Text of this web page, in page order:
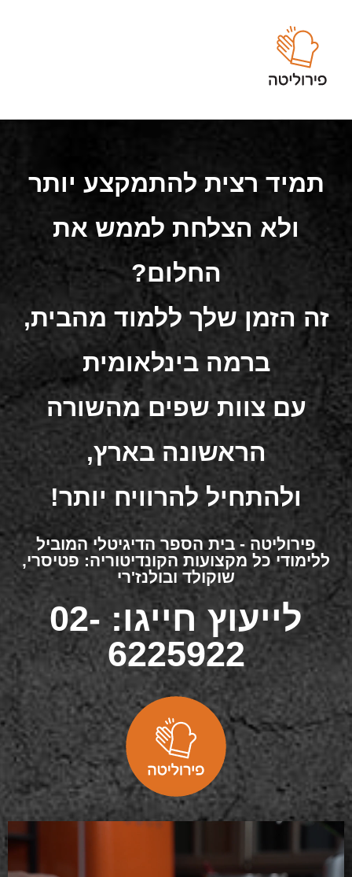
תמיד רצית להתמקצע יותר
ולא הצלחת לממש את
החלום?
זה הזמן שלך ללמוד מהבית,
ברמה בינלאומית
עם צוות שפים מהשורה
הראשונה בארץ,
ולהתחיל להרוויח יותר!
פירוליטה - בית הספר הדיגיטלי המוביל
ללימודי כל מקצועות הקונדיטוריה: פטיסרי,
שוקולד ובולנז'רי
לייעוץ חייגו: 02-
6225922